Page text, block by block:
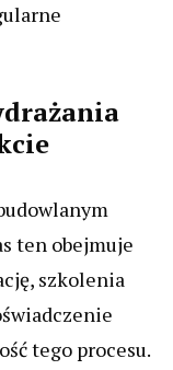
ten obejmuje
szkolenia
tego procesu.